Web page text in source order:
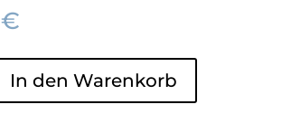
€
In den Warenkorb